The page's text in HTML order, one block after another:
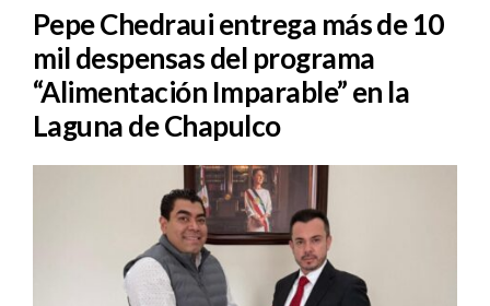
Pepe Chedraui entrega más de 10
mil despensas del programa
“Alimentación Imparable” en la
Laguna de Chapulco